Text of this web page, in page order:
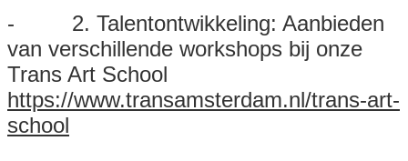
- 2. Talentontwikkeling: Aanbieden
van verschillende workshops bij onze
Trans Art School
https://www.transamsterdam.nl/trans-art-
school